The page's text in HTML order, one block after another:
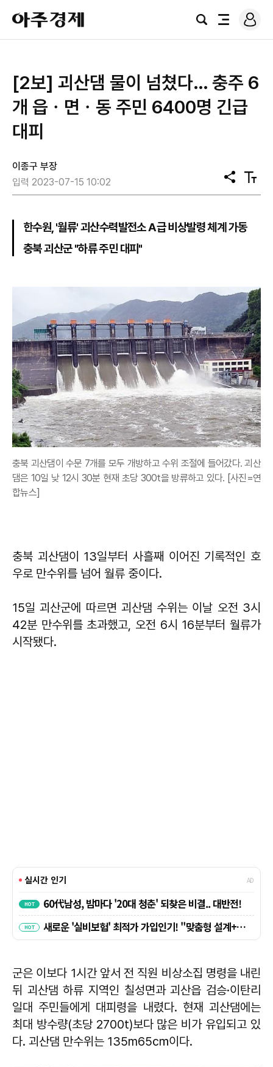
아
주
경
검
전
로
그
[2보] 괴산댐 물이 넘쳤다… 충주 6
개 읍ㆍ면ㆍ동 주민 6400명 긴급
대피
이종구 부장
입력 2023-07-15 10:02
공
유
텍
스
한수원, '월류' 괴산수력발전소 A급 비상발령 체계 가동
충북 괴산군 "하류 주민 대피"
충북 괴산댐이 수문 7개를 모두 개방하고 수위 조절에 들어갔다. 괴산
댐은 10일 낮 12시 30분 현재 초당 300t을 방류하고 있다. [사진=연
합뉴스]
충북 괴산댐이 13일부터 사흘째 이어진 기록적인 호
우로 만수위를 넘어 월류 중이다.
15일 괴산군에 따르면 괴산댐 수위는 이날 오전 3시
42분 만수위를 초과했고, 오전 6시 16분부터 월류가
시작됐다.
군은 이보다 1시간 앞서 전 직원 비상소집 명령을 내린
뒤 괴산댐 하류 지역인 칠성면과 괴산읍 검승·이탄리
일대 주민들에게 대피령을 내렸다. 현재 괴산댐에는
최대 방수량(초당 2700t)보다 많은 비가 유입되고 있
다. 괴산댐 만수위는 135m65㎝이다.